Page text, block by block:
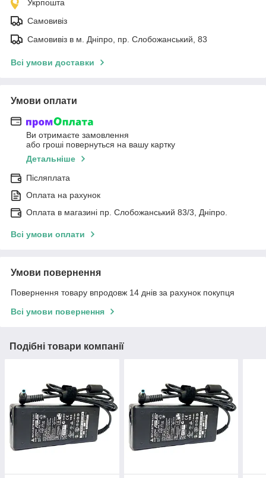
Укрпошта
Самовивіз
Самовивіз в м. Дніпро, пр. Слобожанський, 83
Всі умови доставки
Умови оплати
Ви отримаєте замовлення
або гроші повернуться на вашу картку
Детальніше
Післяплата
Оплата на рахунок
Оплата в магазині пр. Слобожанський 83/3, Дніпро.
Всі умови оплати
Умови повернення
Повернення товару впродовж 14 днів за рахунок покупця
Всі умови повернення
Подібні товари компанії